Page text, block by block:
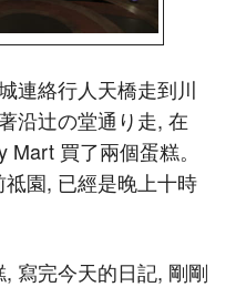
連絡行人天橋走到川
沿辻の堂通り走, 在
Mart 買了兩個蛋糕。
園, 已經是晚上十時
, 寫完今天的日記, 剛剛